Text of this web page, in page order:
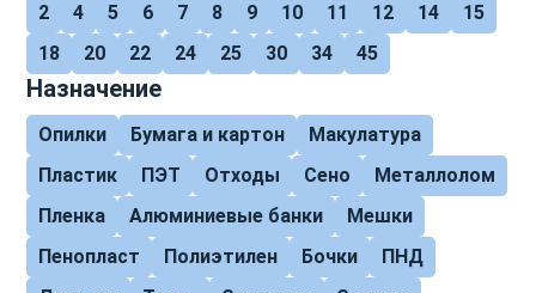
2 4 5 6 7 8 9 10 11 12 14
15
18
20 22 24 25 30 34 45
Назначение
Опилки Бумага и картон
Макулатура
Пластик
ПЭТ Отходы Сено
Металлолом
Пленка
Алюминиевые банки
Мешки
Пенопласт
Полиэтилен Бочки
ПНД